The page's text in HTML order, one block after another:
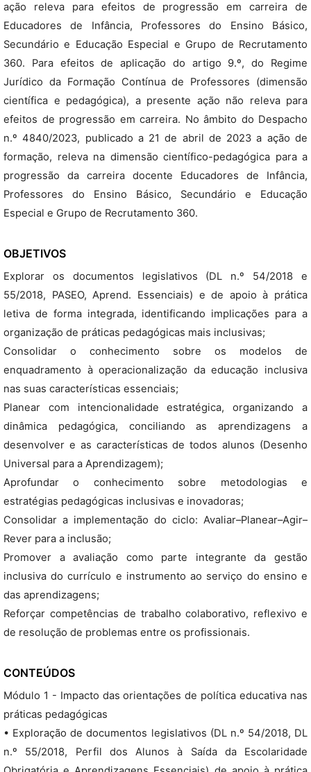
ação releva para efeitos de progressão em carreira de
Educadores de Infância, Professores do Ensino Básico,
Secundário e Educação Especial e Grupo de Recrutamento
360. Para efeitos de aplicação do artigo 9.º, do Regime
Jurídico da Formação Contínua de Professores (dimensão
científica e pedagógica), a presente ação não releva para
efeitos de progressão em carreira. No âmbito do Despacho
n.º 4840/2023, publicado a 21 de abril de 2023 a ação de
formação, releva na dimensão científico-pedagógica para a
progressão da carreira docente Educadores de Infância,
Professores do Ensino Básico, Secundário e Educação
Especial e Grupo de Recrutamento 360.
OBJETIVOS
Explorar os documentos legislativos (DL n.º 54/2018 e
55/2018, PASEO, Aprend. Essenciais) e de apoio à prática
letiva de forma integrada, identificando implicações para a
organização de práticas pedagógicas mais inclusivas;
Consolidar o conhecimento sobre os modelos de
enquadramento à operacionalização da educação inclusiva
nas suas características essenciais;
Planear com intencionalidade estratégica, organizando a
dinâmica pedagógica, conciliando as aprendizagens a
desenvolver e as características de todos alunos (Desenho
Universal para a Aprendizagem);
Aprofundar o conhecimento sobre metodologias e
estratégias pedagógicas inclusivas e inovadoras;
Consolidar a implementação do ciclo: Avaliar–Planear–Agir–
Rever para a inclusão;
Promover a avaliação como parte integrante da gestão
inclusiva do currículo e instrumento ao serviço do ensino e
das aprendizagens;
Reforçar competências de trabalho colaborativo, reflexivo e
de resolução de problemas entre os profissionais.
CONTEÚDOS
Módulo 1 - Impacto das orientações de política educativa nas
práticas pedagógicas
• Exploração de documentos legislativos (DL n.º 54/2018, DL
n.º 55/2018, Perfil dos Alunos à Saída da Escolaridade